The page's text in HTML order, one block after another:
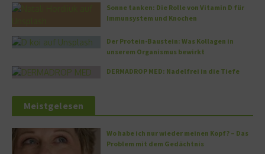
Sonne tanken: Die Rolle von Vitamin D für
Immunsystem und Knochen
Der Protein-Baustein: Was Kollagen in
unserem Organismus bewirkt
DERMADROP MED: Nadelfrei in die Tiefe
Meistgelesen
Wo habe ich nur wieder meinen Kopf? – Das
Problem mit dem Gedächtnis